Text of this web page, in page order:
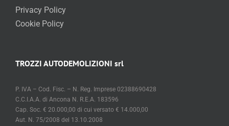
Privacy Policy
Cookie Policy
TROZZI AUTODEMOLIZIONI srl
P. IVA – Cod. Fisc. – N. Reg. Imprese 02388690428
C.C.I.A.A. di Ancona N. R.E.A. 183596
Cap. Soc. € 20.000,00 di cui versato € 14.000,00
Aut. N. 75/2008 del 13.10.2008